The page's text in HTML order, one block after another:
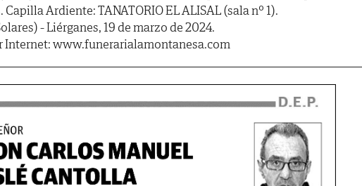
Ardiente: TANATORIO EL ALISAL (sala nº 1).
- Liérganes, 19 de marzo de 2024.
Internet: www.funerarialamontanesa.com